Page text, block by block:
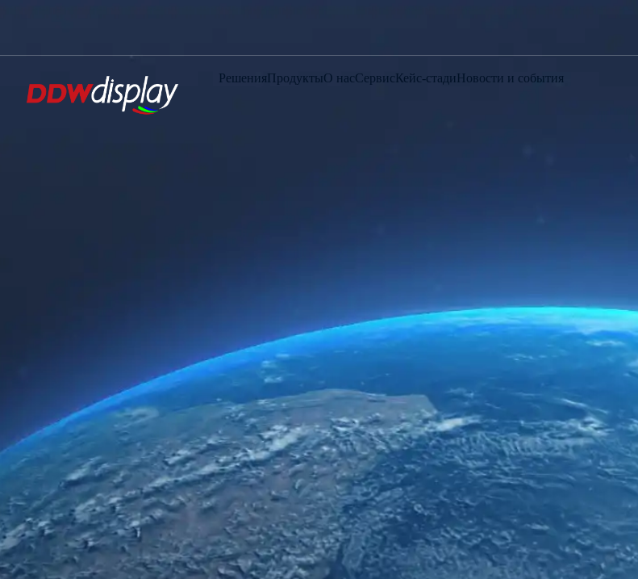
РешенияПродуктыО насСервисКейс-стади Новости и события